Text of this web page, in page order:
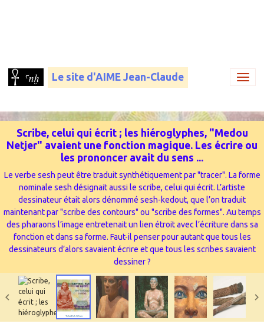
Le site d'AIME Jean-Claude
Scribe, celui qui écrit ; les hiéroglyphes, "Medou
Netjer" avaient une fonction magique. Les écrire ou
les prononcer avait du sens ...
Le verbe sesh peut être traduit synthétiquement par "tracer". La forme
nominale sesh désignait aussi le scribe, celui qui écrit. L’artiste
dessinateur était alors dénommé sesh-kedout, que l’on traduit
maintenant par "scribe des contours" ou "scribe des formes". Au temps
des pharaons l’image entretenait un lien étroit avec l’écriture dans sa
fonction et dans sa forme. Faut-il penser pour autant que tous les
dessinateurs d’alors savaient écrire et que tous les scribes savaient
dessiner ?